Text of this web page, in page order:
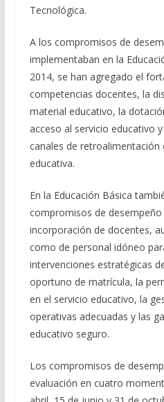
Tecnológica.
A los compromisos de
implementaban en la
2014, se han agregado el
competencias docentes, la
material educativo, la
acceso al servicio educativo
canales de retroalimentación
educativa.
En la Educación Básica
compromisos de
incorporación de docentes,
como de personal idóneo
intervenciones estratégicas
oportuno de matrícula, la
en el servicio educativo, la
operativas adecuadas y las
educativo seguro.
Los compromisos de
evaluación en cuatro